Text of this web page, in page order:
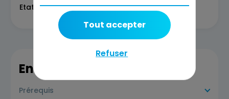
Etat des lieux de sortie
En savoir plus
Prérequis
Refuser
Tout accepter